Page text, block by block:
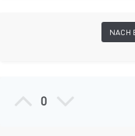
NACH
0